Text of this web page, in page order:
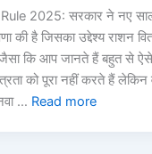
2025: सरकार ने नए
की है जिसका उद्देश्य राशन
जैसा कि आप जानते हैं बहुत से
को पूरा नहीं करते हैं
… Read more